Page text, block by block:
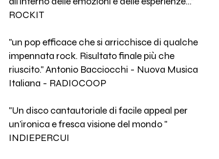
ROCKIT
"un pop efficace che si arricchisce di qualche
impennata rock. Risultato finale più che
riuscito." Antonio Bacciocchi - Nuova Musica
Italiana - RADIOCOOP
"Un disco cantautoriale di facile appeal per
un’ironica e fresca visione del mondo "
INDIEPERCUI